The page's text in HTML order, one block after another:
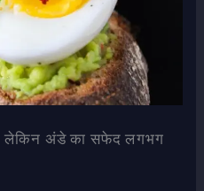
लेकिन अंडे का सफेद लगभग